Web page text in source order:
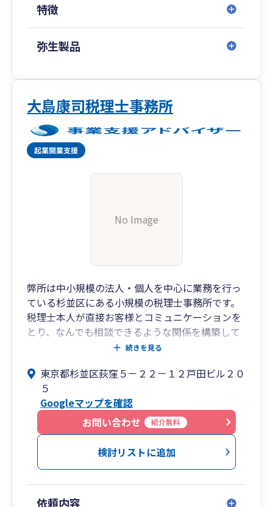
関係法令の遵守を両立する、実践的な業務体制の
構築およびマニュアル作成も含めた運用が得意で
す。業務効率化は皆さまの時間とお金の節約とな
特徴
弥生製品
大島康司税理士事務所
No Image
弊所は中小規模の法人・個人を中心に業務を行っ
ている杉並区にある小規模の税理士事務所です。
税理士本人が直接お客様とコミュニケーションを
とり、なんでも相談できるような関係を構築して
に余裕をもって申告されたい方のご連絡をお待ち
しております。
続きを見る
東京都杉並区荻窪５－２２－１２戸田ビル２０
５
Googleマップを確認
お問い合わせ
紹介無料
検討リストに追加
依頼内容